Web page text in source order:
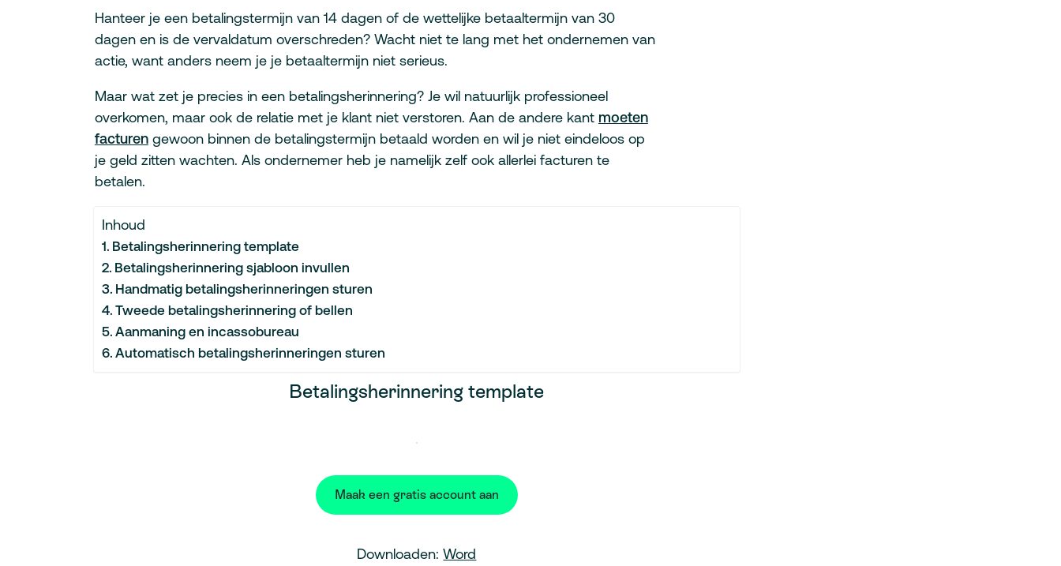
Hanteer je een betalingstermijn van 14 dagen of de wettelijke betaaltermijn van 30
dagen en is de vervaldatum overschreden? Wacht niet te lang met het ondernemen van
actie, want anders neem je je betaaltermijn niet serieus.
Maar wat zet je precies in een betalingsherinnering? Je wil natuurlijk professioneel
overkomen, maar ook de relatie met je klant niet verstoren. Aan de andere kant moeten
facturengewoon binnen de betalingstermijn betaald worden en wil je niet eindeloos op
je geld zitten wachten. Als ondernemer heb je namelijk zelf ook allerlei facturen te
betalen.
Inhoud
Betalingsherinnering template
Betalingsherinnering sjabloon invullen
Handmatig betalingsherinneringen sturen
Tweede betalingsherinnering of bellen
Aanmaning en incassobureau
Automatisch betalingsherinneringen sturen
Betalingsherinnering template
Maak een gratis account aan
Downloaden:Word